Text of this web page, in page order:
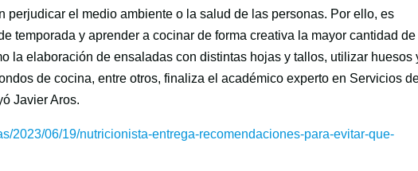
perjudicar el medio ambiente o la salud de las personas. Por ello, es
temporada y aprender a cocinar de forma creativa la mayor cantidad de
la elaboración de ensaladas con distintas hojas y tallos, utilizar huesos
de cocina, entre otros, finaliza el académico experto en Servicios
Javier Aros.
2023/06/19/nutricionista-entrega-recomendaciones-para-evitar-que-